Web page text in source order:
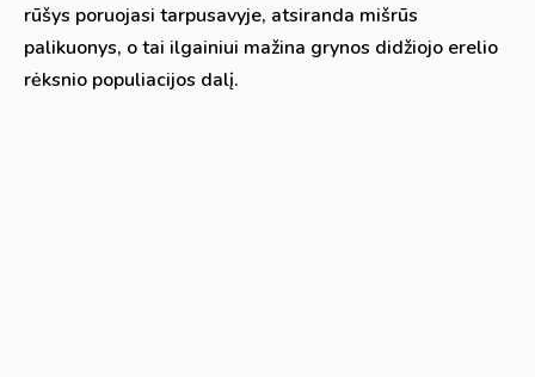
rūšys poruojasi tarpusavyje, atsiranda mišrūs
palikuonys, o tai ilgainiui mažina grynos didžiojo erelio
rėksnio populiacijos dalį.